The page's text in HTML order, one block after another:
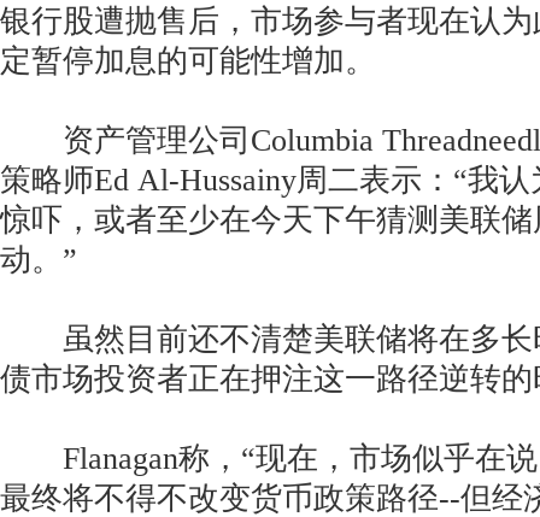
银行股遭抛售后，市场参与者现在认
定暂停加息的可能性增加。
资产管理公司Columbia
策略师Ed Al-Hussainy周二表示：“我
惊吓，或者至少在今天下午猜测美联
动。”
虽然目前还不清楚美联储将在多长
债市场投资者正在押注这一路径逆转
Flanagan称，“现在，市场似乎在
最终将不得不改变货币政策路径--但经